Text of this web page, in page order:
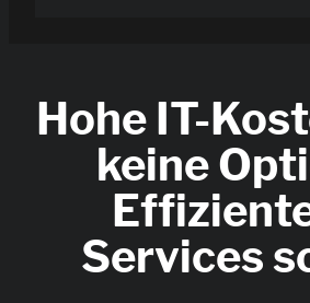
Hohe IT-
keine
Services